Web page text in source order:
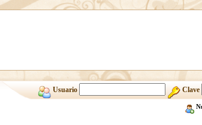
Usuario Clave